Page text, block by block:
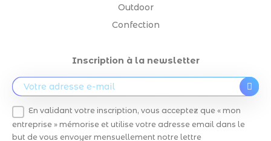
Outdoor
Confection
Inscription à la newsletter
En validant votre inscription, vous acceptez que « mon
entreprise » mémorise et utilise votre adresse email dans le
but de vous envoyer mensuellement notre lettre